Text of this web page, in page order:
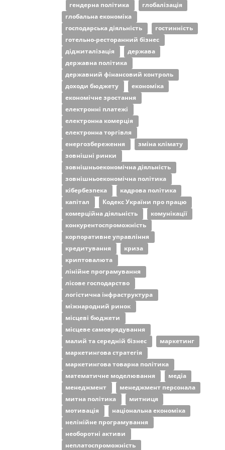
гендерна політика
глобалізація
глобальна економіка
господарська діяльність
гостинність
готельно-ресторанний бізнес
діджиталізація
держава
державна політика
державний фінансовий контроль
доходи бюджету
економіка
економічне зростання
електронні платежі
електронна комерція
електронна торгівля
енергозбереження
зміна клімату
зовнішні ринки
зовнішньоекономічна діяльність
зовнішньоекономічна політика
кібербезпека
кадрова політика
капітал
Кодекс України про працю
комерційна діяльність
комунікації
конкурентоспроможність
корпоративне управління
кредитування
криза
криптовалюта
лінійне програмування
лісове господарство
логістична інфраструктура
міжнародний ринок
місцеві бюджети
місцеве самоврядування
малий та середній бізнес
маркетинг
маркетингова стратегія
маркетингова товарна політика
математичне моделювання
медіа
менеджмент
менеджмент персонала
митна політика
митниця
мотивація
національна економіка
нелінійне програмування
необоротні активи
неплатоспроможність